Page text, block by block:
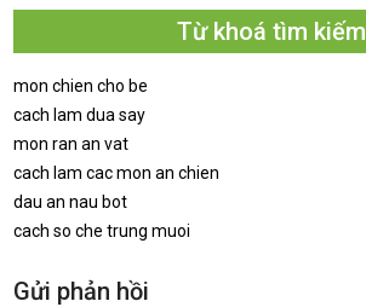
Từ khoá tìm kiếm
mon chien cho be
cach lam dua say
mon ran an vat
cach lam cac mon an chien
dau an nau bot
cach so che trung muoi
Gửi phản hồi